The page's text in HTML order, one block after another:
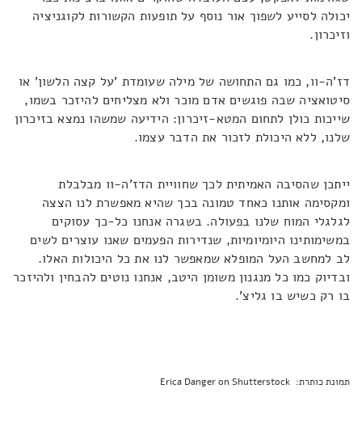
יכולה לסייע לשפוך אור נוסף על תופעות הקשורות לקוגניציה
וזיכרון.
דז'ה-וו, כמו גם התחושה של מילה שעומדת 'על קצה הלשון' או
סיטואציה שבה פוגשים אדם מוכר ולא מצליחים להיזכר בשמו,
שייכות כולן לתחום המטא-זיכרון: הידיעה שמשהו נמצא בזיכרון
שלנו, ללא היכולת לזכור את הדבר עצמו.
ייתכן שהסיבה האמיתית לכך שחוויית הדז'ה-וו מבלבלת
ומקסימה אותנו כאחד טמונה בכך שהיא מאפשרת לנו הצצה
לגלגלי המוח שלנו בפעולה. בשגרה אנחנו כל-כך עסוקים
במשימותינו היומיומיות, שנדירות הפעמים שאנו עוצרים לשים
לב למחשב העל המופלא שמאפשר לנו את כל היכולות האלו.
ובדיוק כמו כל מנגנון משומן היטב, אנחנו נוטים להבחין ולהיזכר
בו רק כשיש בו גליצ'.
תמונת כותרת: Erica Danger on Shutterstock